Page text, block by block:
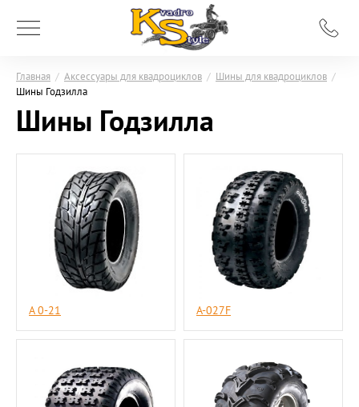
Главная / Аксессуары для квадроциклов / Шины для квадроциклов /
Шины Годзилла
Шины Годзилла
A 0-21 A-027F